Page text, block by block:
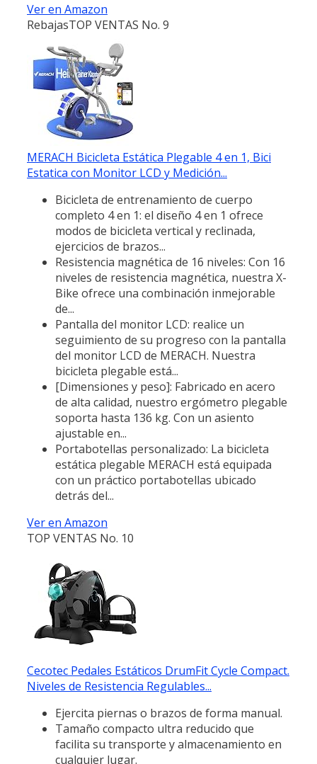
Ver en Amazon
RebajasTOP VENTAS No. 9
MERACH Bicicleta Estática Plegable 4 en 1, Bici
Estatica con Monitor LCD y Medición...
Bicicleta de entrenamiento de cuerpo
completo 4 en 1: el diseño 4 en 1 ofrece
modos de bicicleta vertical y reclinada,
ejercicios de brazos...
Resistencia magnética de 16 niveles: Con 16
niveles de resistencia magnética, nuestra X-
Bike ofrece una combinación inmejorable
de...
Pantalla del monitor LCD: realice un
seguimiento de su progreso con la pantalla
del monitor LCD de MERACH. Nuestra
bicicleta plegable está...
[Dimensiones y peso]: Fabricado en acero
de alta calidad, nuestro ergómetro plegable
soporta hasta 136 kg. Con un asiento
ajustable en...
Portabotellas personalizado: La bicicleta
estática plegable MERACH está equipada
con un práctico portabotellas ubicado
detrás del...
Ver en Amazon
TOP VENTAS No. 10
Cecotec Pedales Estáticos DrumFit Cycle Compact.
Niveles de Resistencia Regulables...
Ejercita piernas o brazos de forma manual.
Tamaño compacto ultra reducido que
facilita su transporte y almacenamiento en
cualquier lugar.